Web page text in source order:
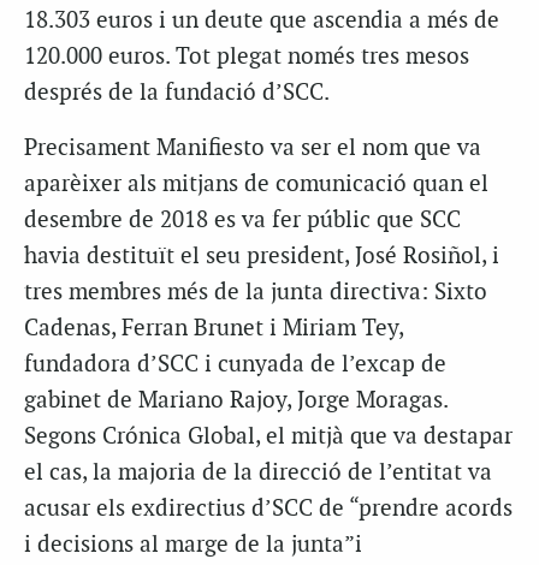
18.303 euros i un deute que ascendia a més de
120.000 euros. Tot plegat només tres mesos
després de la fundació d’SCC.
Precisament Manifiesto va ser el nom que va
aparèixer als mitjans de comunicació quan el
desembre de 2018 es va fer públic que SCC
havia destituït el seu president, José Rosiñol, i
tres membres més de la junta directiva: Sixto
Cadenas, Ferran Brunet i Miriam Tey,
fundadora d’SCC i cunyada de l’excap de
gabinet de Mariano Rajoy, Jorge Moragas.
Segons Crónica Global, el mitjà que va destapar
el cas, la majoria de la direcció de l’entitat va
acusar els exdirectius d’SCC de “prendre acords
i decisions al marge de la junta”i